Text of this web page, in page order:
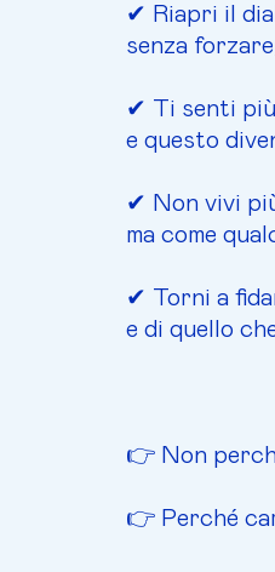
✔ Riapri il
senza
✔ Ti senti più
e questo
✔ Non vivi
ma come
✔ Torni a
e di quello
👉 Non
👉 Perché